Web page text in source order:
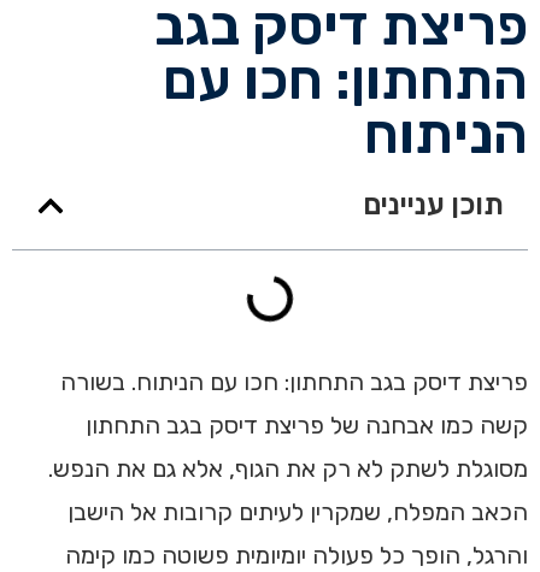
פריצת דיסק בגב
התחתון: חכו עם
הניתוח
תוכן עניינים
פריצת דיסק בגב התחתון: חכו עם הניתוח. בשורה
קשה כמו אבחנה של פריצת דיסק בגב התחתון
מסוגלת לשתק לא רק את הגוף, אלא גם את הנפש.
הכאב המפלח, שמקרין לעיתים קרובות אל הישבן
והרגל, הופך כל פעולה יומיומית פשוטה כמו קימה